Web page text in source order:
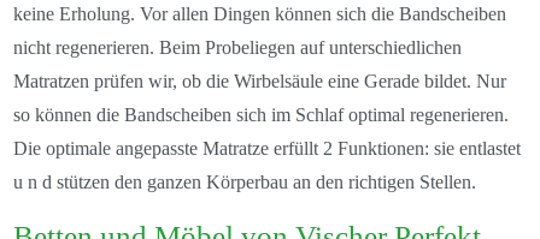
keine Erholung. Vor allen Dingen können sich die Bandscheiben
nicht regenerieren. Beim Probeliegen auf unterschiedlichen
Matratzen prüfen wir, ob die Wirbelsäule eine Gerade bildet. Nur
so können die Bandscheiben sich im Schlaf optimal regenerieren.
Die optimale angepasste Matratze erfüllt 2 Funktionen: sie entlastet
u n d stützen den ganzen Körperbau an den richtigen Stellen.